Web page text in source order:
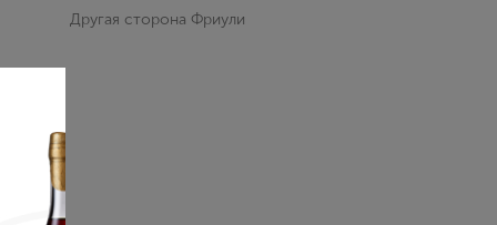
Другая сторона Фриули